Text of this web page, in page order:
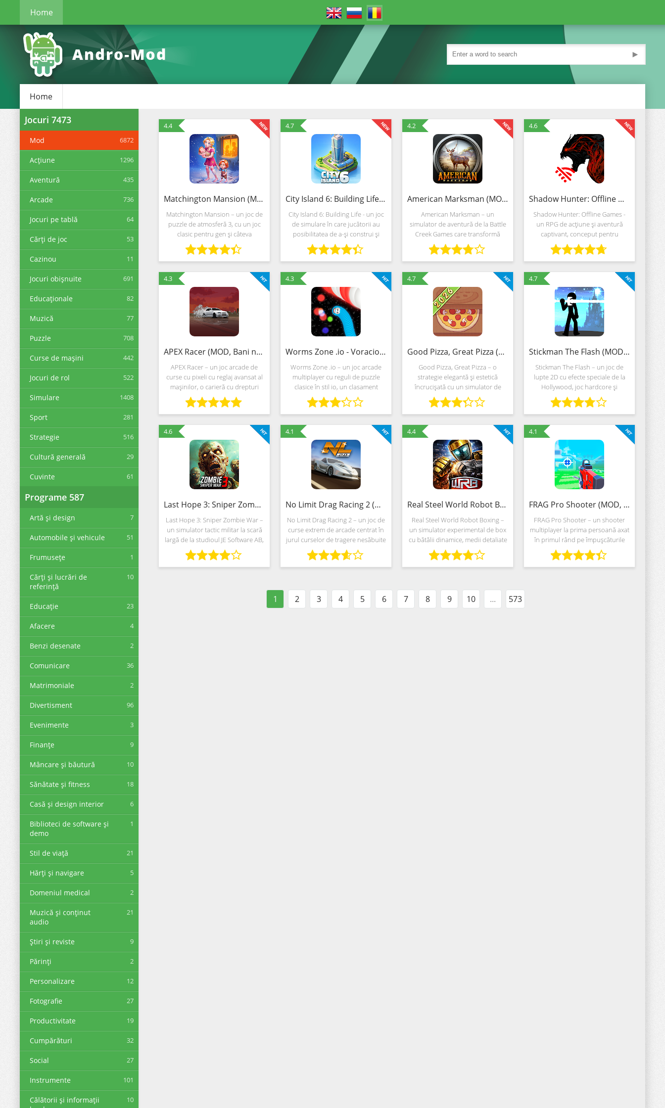
Home
►
Home
Jocuri 7473
Mod 6872
Acțiune 1296
Aventură 435
Arcade 736
Jocuri pe tablă 64
Cărți de joc 53
Cazinou 11
Jocuri obișnuite 691
Educaționale 82
Muzică 77
Puzzle 708
Curse de maşini 442
Jocuri de rol 522
Simulare 1408
Sport 281
Strategie 516
Cultură generală 29
Cuvinte 61
Programe 587
Artă și design 7
Automobile și vehicule 51
Frumusețe 1
Cărți și lucrări de
referinţă
10
Educaţie 23
Afacere 4
Benzi desenate 2
Comunicare 36
Matrimoniale 2
Divertisment 96
Evenimente 3
Finanţe 9
Mâncare și băutură 10
Sănătate și fitness 18
Casă și design interior 6
Biblioteci de software și
demo
1
Stil de viață 21
Hărți și navigare 5
Domeniul medical 2
Muzică și conținut
audio
21
Știri și reviste 9
Părinți 2
Personalizare 12
Fotografie 27
Productivitate 19
Cumpărături 32
Social 27
Instrumente 101
Călătorii și informații
10
4.4
Matchington Mansion (MOD, Bani nelimitat)
Matchington Mansion – un joc de
puzzle de atmosferă 3, cu un joc
clasic pentru gen și câteva
caracteristici experimentale
centrate în renovarea unui conac
rahat. Dezvoltatorii propun să se
ocupe de
4.7
City Island 6: Building Life (MOD, Bani nelimitat)
City Island 6: Building Life - un joc
de simulare în care jucătorii au
posibilitatea de a-și construi și
administra propriul oraș virtual. În
acest joc, jucătorii au posibilitatea
de a-și crea
4.2
American Marksman (MOD, Bani nelimitat)
American Marksman – un
simulator de aventură de la Battle
Creek Games care transformă
fiecare mecanic de joc într-un
divertisment unic pentru vânătorii
adevărați. Dezvoltatorii au pregătit,
de
4.6
Shadow Hunter: Offline Games (MOD, Bani nelimitat)
Shadow Hunter: Offline Games -
un RPG de acțiune și aventură
captivant, conceput pentru
jucătorii care tânjesc după lupte
intense și povești captivante.
Pășește într-o lume întunecată,
mistică, unde
4.3
APEX Racer (MOD, Bani nelimitat)
APEX Racer – un joc arcade de
curse cu pixeli cu reglaj avansat al
mașinilor, o carieră cu drepturi
depline și un stil neobișnuit care
combină retro și vintage.
Combinația vizuală neobișnuită
este
4.3
Worms Zone .io - Voracious Snake (MOD, Bani nelimitat)
Worms Zone .io – un joc arcade
multiplayer cu reguli de puzzle
clasice în stil io, un clasament
global și o varietate de mecanici
competitive care te obligă să te
lupți pentru titlurile de campionat
4.7
Good Pizza, Great Pizza (MOD, Bani nelimitat)
Good Pizza, Great Pizza – o
strategie elegantă și estetică
încrucișată cu un simulator de
gestionare a timpului dedicat
dezvoltării unei pizzerii umile.
Dezvoltatorii de la TapBlaze oferă
să
4.7
Stickman The Flash (MOD, Vieți nelimitate)
Stickman The Flash – un joc de
lupte 2D cu efecte speciale de la
Hollywood, joc hardcore și
elemente RPG. Dezvoltatorii de la
StormHit Games au pregătit o
mulțime de evenimente: sunt
oferite bătălii
4.6
Last Hope 3: Sniper Zombie War (MOD, Bani nelimitat)
Last Hope 3: Sniper Zombie War –
un simulator tactic militar la scară
largă de la studioul JE Software AB,
care repetă în mod activ ideile și
conceptele emblematice ale
filmelor de acțiune pentru
4.1
No Limit Drag Racing 2 (MOD, Bani nelimitat)
No Limit Drag Racing 2 – un joc de
curse extrem de arcade centrat în
jurul curselor de tragere nesăbuite
în arene speciale pentru testarea
mașinilor experimentale.
Dezvoltatorii de la Battle Creek
4.4
Real Steel World Robot Boxing (MOD, Bani nelimitat)
Real Steel World Robot Boxing –
un simulator experimental de box
cu bătălii dinamice, medii detaliate
și idei împrumutate din filmul de
acțiune de la Hollywood Real Steel.
Dezvoltatorii de la
4.1
FRAG Pro Shooter (MOD, Bani nelimitat)
FRAG Pro Shooter – un shooter
multiplayer la prima persoană axat
în primul rând pe împușcăturile
Death Match, unde este important
să înscrieți puncte cu echipa și să
faceți față obiectivelor
1 2 3 4 5 6 7 8 9 10 ... 573